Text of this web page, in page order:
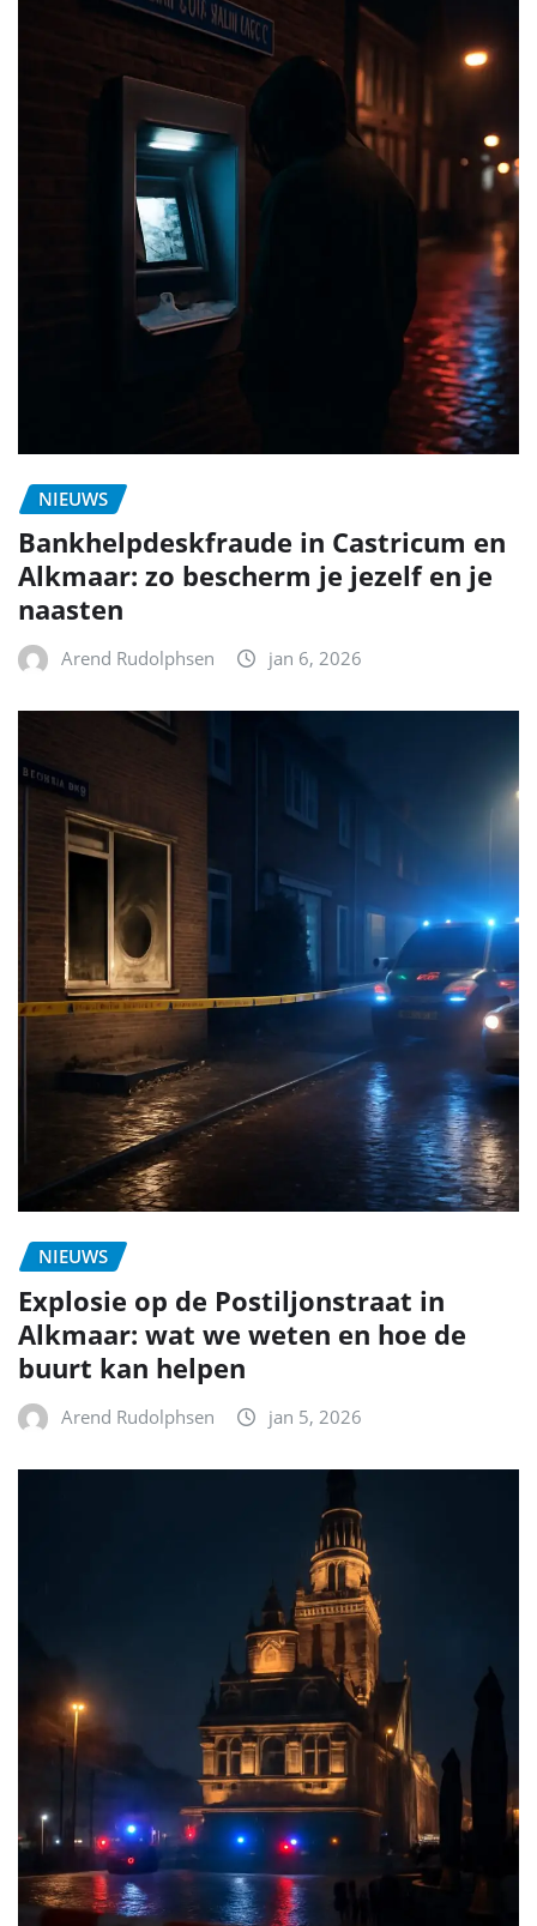
NIEUWS
Bankhelpdeskfraude in Castricum en
Alkmaar: zo bescherm je jezelf en je
naasten
Arend Rudolphsen jan 6, 2026
NIEUWS
Explosie op de Postiljonstraat in
Alkmaar: wat we weten en hoe de
buurt kan helpen
Arend Rudolphsen jan 5, 2026